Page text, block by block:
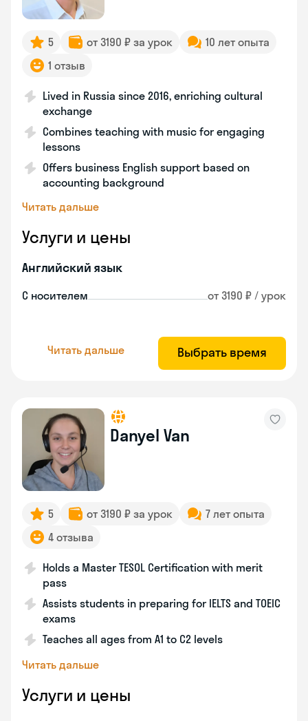
5 от 3190 ₽ за урок
10 лет опыта
1 отзыв
Lived in Russia since 2016, enriching cultural
exchange
Combines teaching with music for engaging
lessons
Offers business English support based on
accounting background
Читать дальше
Услуги и цены
Английский язык
С носителем от 3190 ₽ / урок
Читать дальше Выбрать время
Danyel Van
5 от 3190 ₽ за урок
7 лет опыта
4 отзыва
Holds a Master TESOL Certification with merit
pass
Assists students in preparing for IELTS and TOEIC
exams
Teaches all ages from A1 to C2 levels
Читать дальше
Услуги и цены